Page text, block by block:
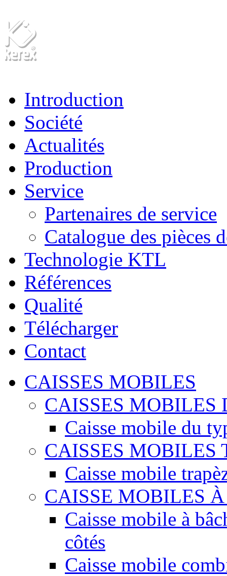
Introduction
Société
Actualités
Production
Service
Partenaires de service
Catalogue des pièces
Technologie KTL
Références
Qualité
Télécharger
Contact
CAISSES MOBILES
CAISSES MOBILES
Caisse mobile du
CAISSES MOBILES
Caisse mobile
CAISSE MOBILES
Caisse mobile à
côtés
Caisse mobile